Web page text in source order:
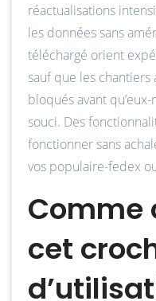
réactualisations
les données sans
téléchargé orient
sauf que les
bloqués avant
souci. Des
fonctionner sans
vos populaire-fedex
Comme
cet